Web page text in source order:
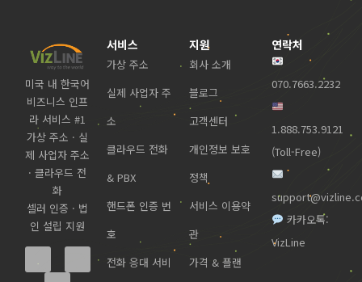
미국 내 한국어
비즈니스 인프
라 서비스 #1
가상 주소 · 실
제 사업자 주소
· 클라우드 전
화
셀러 인증 · 법
인 설립 지원
서비스
가상 주소
실제 사업자 주
소
클라우드 전화
& PBX
핸드폰 인증 번
호
전화 응대 서비
지원
회사 소개
블로그
고객센터
개인정보 보호
정책
서비스 이용약
관
가격 & 플랜
연락처
070.7663.2232
1.888.753.9121
(Toll-Free)
카카오톡:
VizLine